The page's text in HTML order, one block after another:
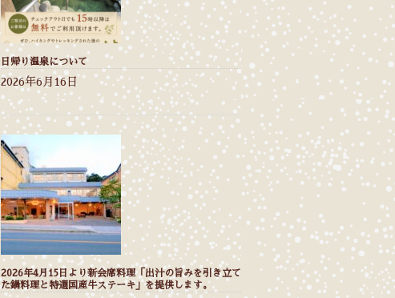
日帰り温泉について
2026年6月16日
2026年4月15日より新会席料理「出汁の旨みを引き立て
た鍋料理と特選国産牛ステーキ」を提供します。